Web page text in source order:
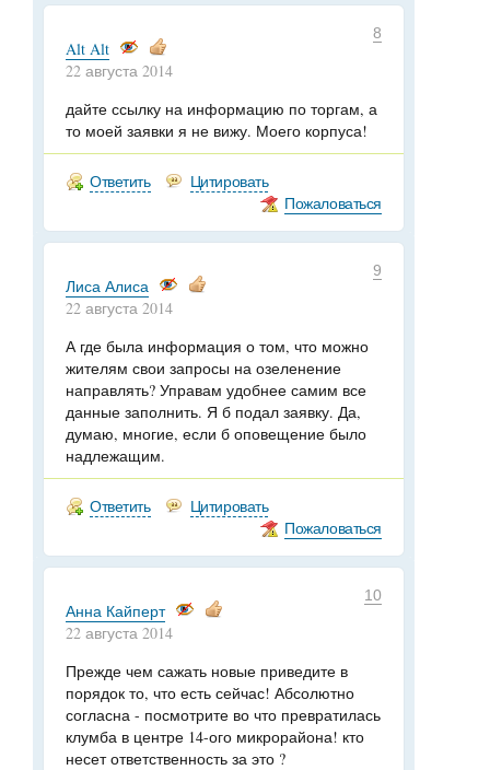
8
Alt Alt
22 августа 2014
дайте ссылку на информацию по торгам, а
то моей заявки я не вижу. Моего корпуса!
Ответить
Цитировать
Пожаловаться
9
Лиса Алиса
22 августа 2014
А где была информация о том, что можно
жителям свои запросы на озеленение
направлять? Управам удобнее самим все
данные заполнить. Я б подал заявку. Да,
думаю, многие, если б оповещение было
надлежащим.
Ответить
Цитировать
Пожаловаться
10
Анна Кайперт
22 августа 2014
Прежде чем сажать новые приведите в
порядок то, что есть сейчас! Абсолютно
согласна - посмотрите во что превратилась
клумба в центре 14-ого микрорайона! кто
несет ответственность за это ?